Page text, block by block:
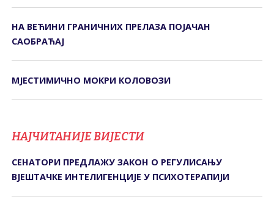
НА ВЕЋИНИ ГРАНИЧНИХ ПРЕЛАЗА ПОЈАЧАН
САОБРАЋАЈ
МЈЕСТИМИЧНО МОКРИ КОЛОВОЗИ
НАЈЧИТАНИЈЕ ВИЈЕСТИ
СЕНАТОРИ ПРЕДЛАЖУ ЗАКОН О РЕГУЛИСАЊУ
ВЈЕШТАЧКЕ ИНТЕЛИГЕНЦИЈЕ У ПСИХОТЕРАПИЈИ